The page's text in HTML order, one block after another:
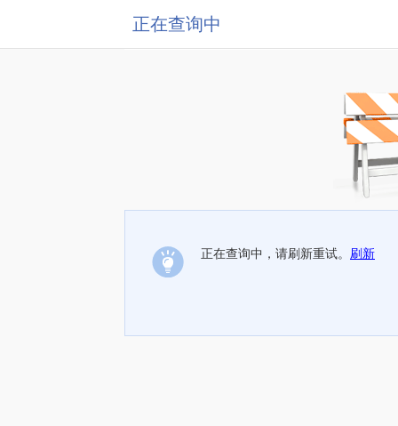
正在查询中
正在查询中，请刷新重试。 刷新